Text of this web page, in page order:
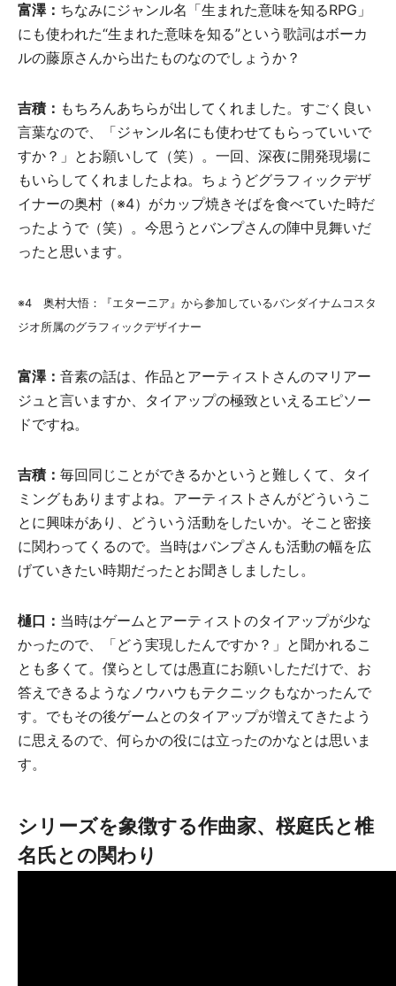
富澤： ちなみにジャンル名「生まれた意味を知るRPG」
にも使われた“生まれた意味を知る”という歌詞はボーカ
ルの藤原さんから出たものなのでしょうか？
吉積： もちろんあちらが出してくれました。すごく良い
言葉なので、「ジャンル名にも使わせてもらっていいで
すか？」とお願いして（笑）。一回、深夜に開発現場に
もいらしてくれましたよね。ちょうどグラフィックデザ
イナーの奥村（※4）がカップ焼きそばを食べていた時だ
ったようで（笑）。今思うとバンプさんの陣中見舞いだ
ったと思います。
※4 奥村大悟：『エターニア』から参加しているバンダイナムコスタ
ジオ所属のグラフィックデザイナー
富澤： 音素の話は、作品とアーティストさんのマリアー
ジュと言いますか、タイアップの極致といえるエピソー
ドですね。
吉積： 毎回同じことができるかというと難しくて、タイ
ミングもありますよね。アーティストさんがどういうこ
とに興味があり、どういう活動をしたいか。そこと密接
に関わってくるので。当時はバンプさんも活動の幅を広
げていきたい時期だったとお聞きしましたし。
樋口： 当時はゲームとアーティストのタイアップが少な
かったので、「どう実現したんですか？」と聞かれるこ
とも多くて。僕らとしては愚直にお願いしただけで、お
答えできるようなノウハウもテクニックもなかったんで
す。でもその後ゲームとのタイアップが増えてきたよう
に思えるので、何らかの役には立ったのかなとは思いま
す。
シリーズを象徴する作曲家、桜庭氏と椎
名氏との関わり